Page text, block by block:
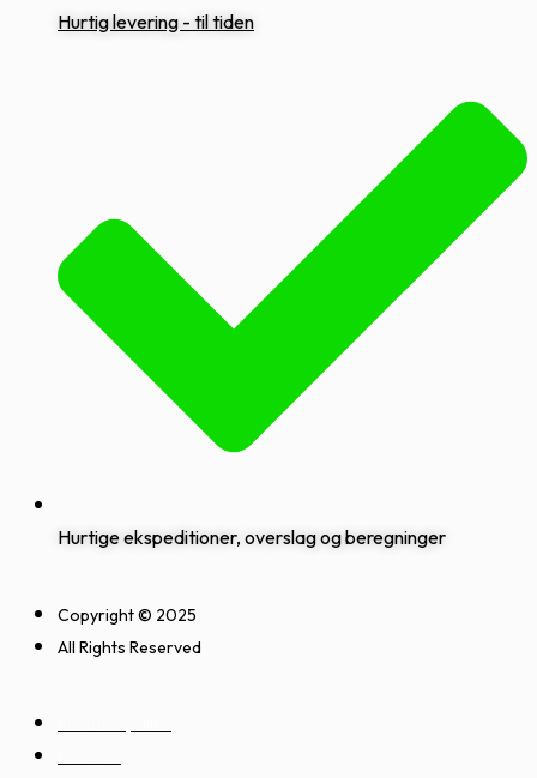
Hurtig levering - til tiden
Hurtige ekspeditioner, overslag og beregninger
Copyright © 2025
All Rights Reserved